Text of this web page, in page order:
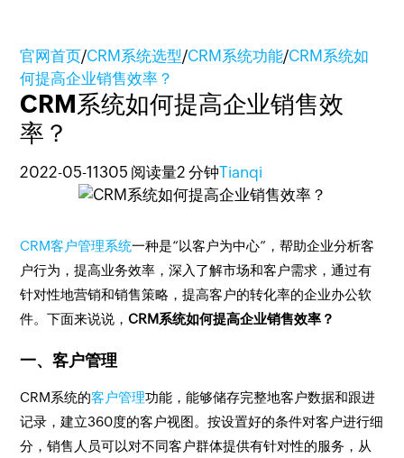
官网首页/CRM系统选型/CRM系统功能/CRM系统如
何提高企业销售效率？
CRM系统如何提高企业销售效
率？
2022-05-11 305 阅读量2 分钟Tianqi
CRM客户管理系统一种是“以客户为中心”，帮助企业分析客
户行为，提高业务效率，深入了解市场和客户需求，通过有
针对性地营销和销售策略，提高客户的转化率的企业办公软
件。下面来说说，CRM系统如何提高企业销售效率？
一、客户管理
CRM系统的客户管理功能，能够储存完整地客户数据和跟进
记录，建立360度的客户视图。按设置好的条件对客户进行细
分，销售人员可以对不同客户群体提供有针对性的服务，从